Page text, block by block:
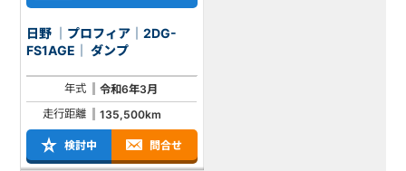
日野 ｜プロフィア｜2DG-
FS1AGE｜ ダンプ
年式
令和6年3月
走行距離
135,500km
検討中 問合せ